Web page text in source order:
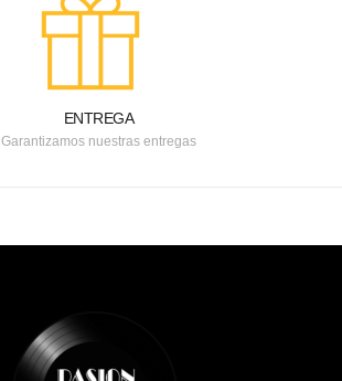
ENTREGA
Garantizamos nuestras entregas